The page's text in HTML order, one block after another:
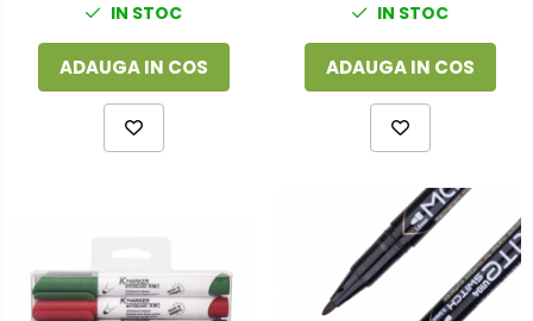
IN STOC
ADAUGA IN COS
IN STOC
ADAUGA IN COS